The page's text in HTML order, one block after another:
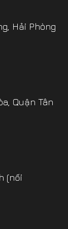
Hải Phòng
Quận Tân
(nối